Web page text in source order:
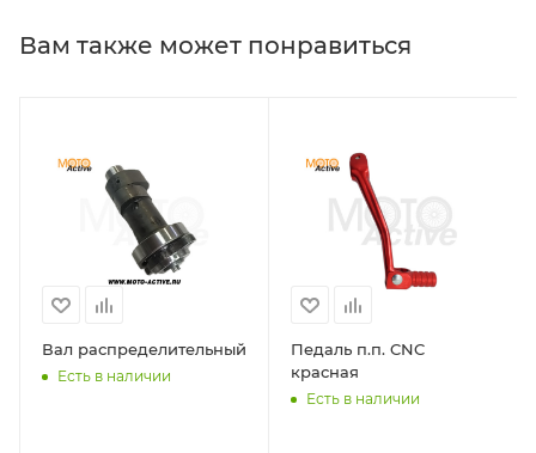
Вам также может понравиться
Вал распределительный
Есть в наличии
Педаль п.п. CNC
красная
Есть в наличии